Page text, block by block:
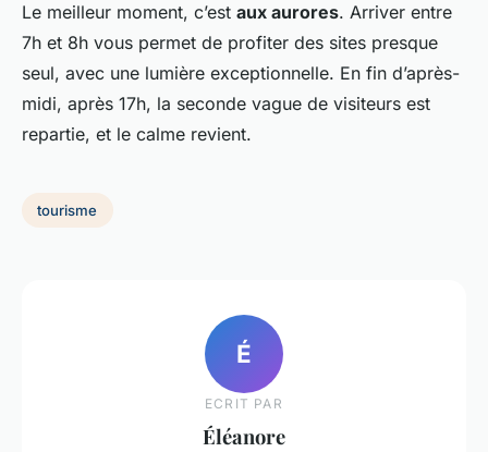
Le meilleur moment, c’est aux aurores. Arriver entre
7h et 8h vous permet de profiter des sites presque
seul, avec une lumière exceptionnelle. En fin d’après-
midi, après 17h, la seconde vague de visiteurs est
repartie, et le calme revient.
tourisme
É
ECRIT PAR
Éléanore